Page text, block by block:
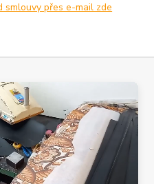
smlouvy přes e-mail zde